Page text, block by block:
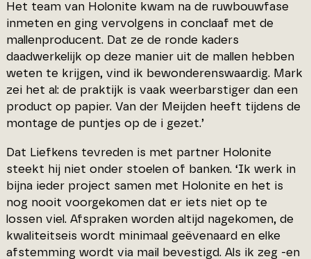
Het team van Holonite kwam na de ruwbouwfase
inmeten en ging vervolgens in conclaaf met de
mallenproducent. Dat ze de ronde kaders
daadwerkelijk op deze manier uit de mallen hebben
weten te krijgen, vind ik bewonderenswaardig. Mark
zei het al: de praktijk is vaak weerbarstiger dan een
product op papier. Van der Meijden heeft tijdens de
montage de puntjes op de i gezet.’
Dat Liefkens tevreden is met partner Holonite
steekt hij niet onder stoelen of banken. ‘Ik werk in
bijna ieder project samen met Holonite en het is
nog nooit voorgekomen dat er iets niet op te
lossen viel. Afspraken worden altijd nagekomen, de
kwaliteitseis wordt minimaal geëvenaard en elke
afstemming wordt via mail bevestigd. Als ik zeg -en